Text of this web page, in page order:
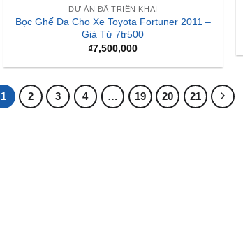
DỰ ÁN ĐÃ TRIỂN KHAI
Bọc Ghế Da Cho Xe Toyota Fortuner 2011 –
Giá Từ 7tr500
₫7,500,000
1 2 3 4 … 19 20 21